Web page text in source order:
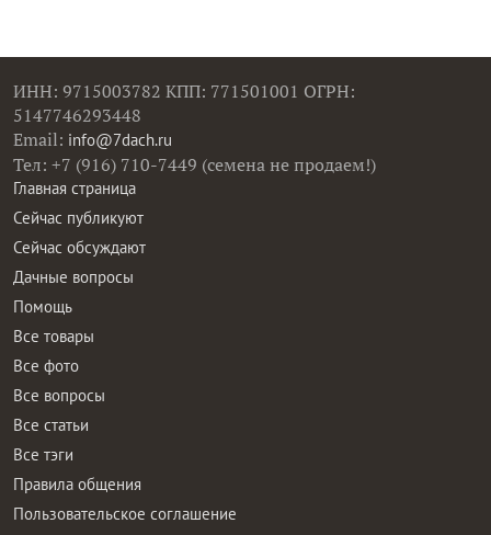
ИНН: 9715003782 КПП: 771501001 ОГРН:
5147746293448
Email: info@7dach.ru
Тел: +7 (916) 710-7449 (семена не продаем!)
Главная страница
Сейчас публикуют
Сейчас обсуждают
Дачные вопросы
Помощь
Все товары
Все фото
Все вопросы
Все статьи
Все тэги
Правила общения
Пользовательское соглашение